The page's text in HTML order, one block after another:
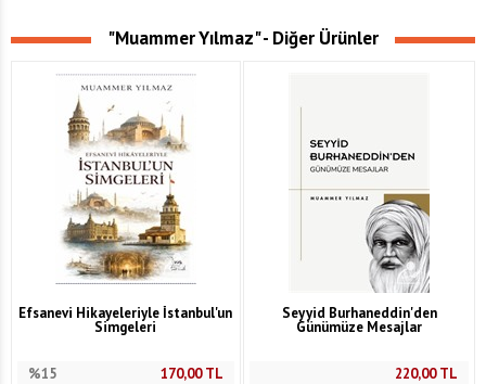
"Muammer Yılmaz" - Diğer Ürünler
Efsanevi Hikayeleriyle İstanbul'un
Simgeleri
%15 170,00TL
Seyyid Burhaneddin'den
Günümüze Mesajlar
220,00TL